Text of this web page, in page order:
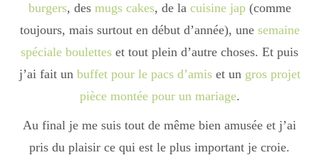
Dessert
Boisson chaudes
Les classiques
burgers, desmugs cakes, de la cuisine jap(comme
toujours, mais surtout en début d’année), une semaine
spéciale boulettes et tout plein d’autre choses. Et puis
j’ai fait un buffet pour le pacs d’amiset un gros projet
pièce montée pour un mariage.
Au final je me suis tout de même bien amusée et j’ai
pris du plaisir ce qui est le plus important je croie.